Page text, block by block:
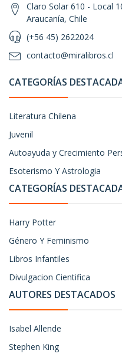
Claro Solar 610 - Local
Araucanía, Chile
(+56 45) 2622024
contacto@miralibros.cl
CATEGORÍAS
Literatura Chilena
Juvenil
Autoayuda y Crecimiento
Esoterismo Y Astrologia
CATEGORÍAS
Harry Potter
Género Y Feminismo
Libros Infantiles
Divulgacion Cientifica
AUTORES DESTACADOS
Isabel Allende
Stephen King